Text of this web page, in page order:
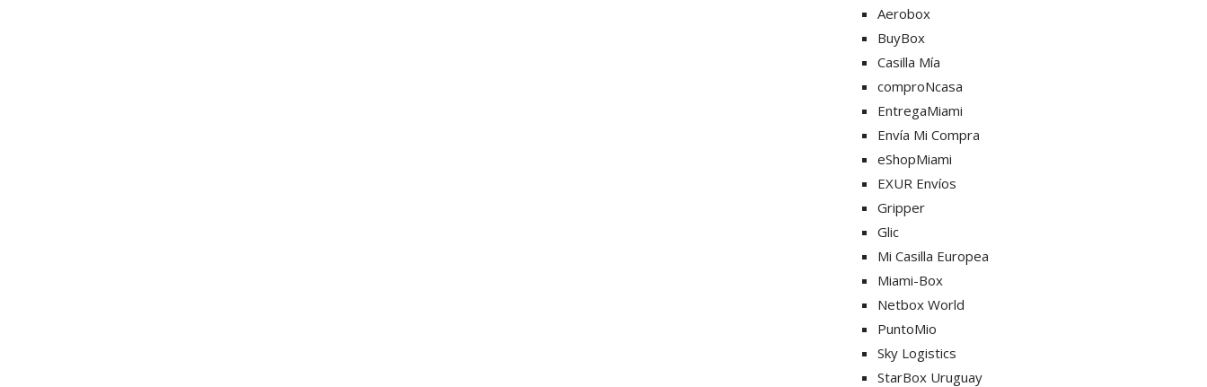
Aerobox
BuyBox
Casilla Mía
comproNcasa
EntregaMiami
Envía Mi Compra
eShopMiami
EXUR Envíos
Gripper
Glic
Mi Casilla Europea
Miami-Box
Netbox World
PuntoMio
Sky Logistics
StarBox Uruguay